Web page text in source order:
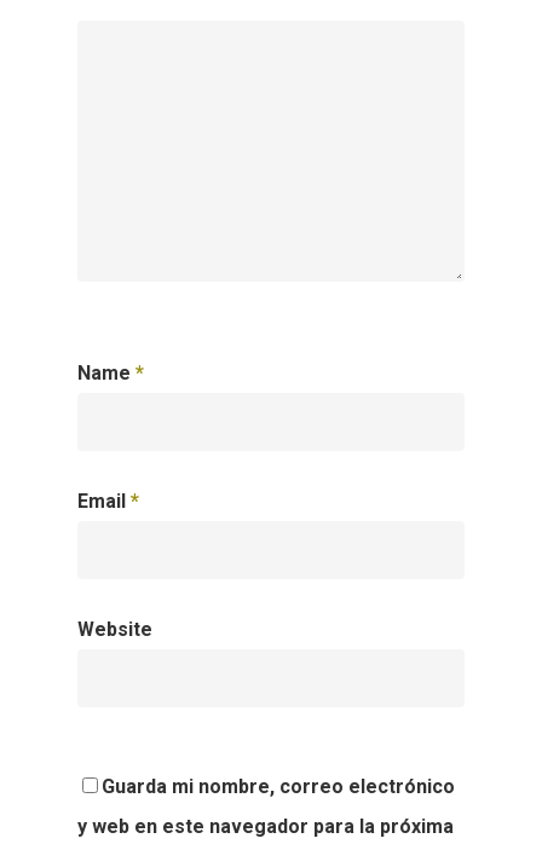
Name *
Email *
Website
Guarda mi nombre, correo electrónico
y web en este navegador para la próxima